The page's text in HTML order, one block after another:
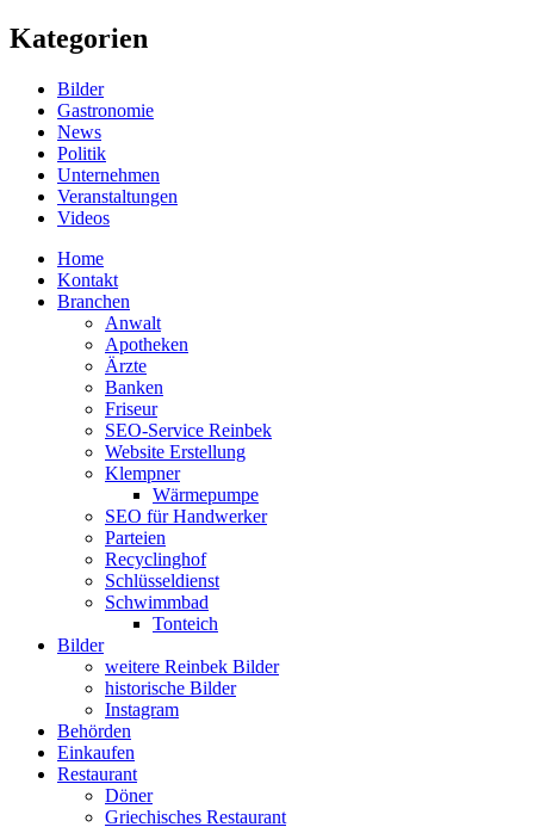
Kategorien
Bilder
Gastronomie
News
Politik
Unternehmen
Veranstaltungen
Videos
Home
Kontakt
Branchen
Anwalt
Apotheken
Ärzte
Banken
Friseur
SEO-Service Reinbek
Website Erstellung
Klempner
Wärmepumpe
SEO für Handwerker
Parteien
Recyclinghof
Schlüsseldienst
Schwimmbad
Tonteich
Bilder
weitere Reinbek Bilder
historische Bilder
Instagram
Behörden
Einkaufen
Restaurant
Döner
Griechisches Restaurant